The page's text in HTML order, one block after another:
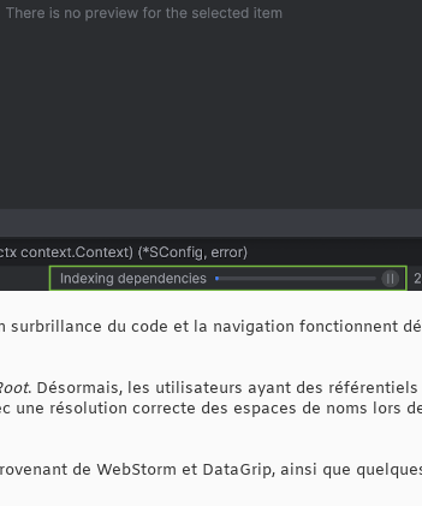
du code et la navigation fonctionnent
. Désormais, les utilisateurs ayant des
une résolution correcte des espaces de noms lors
de WebStorm et DataGrip, ainsi que